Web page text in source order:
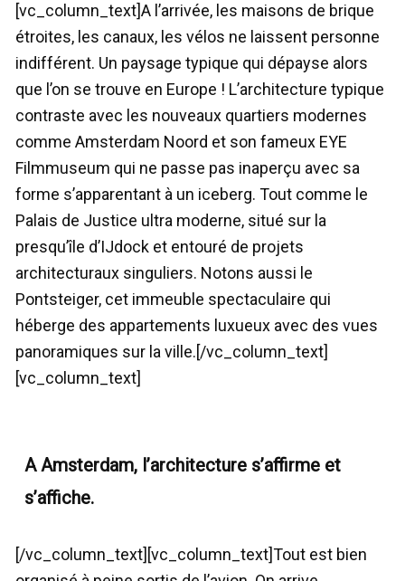
[vc_column_text]A l’arrivée, les maisons de brique
étroites, les canaux, les vélos ne laissent personne
indifférent. Un paysage typique qui dépayse alors
que l’on se trouve en Europe ! L’architecture typique
contraste avec les nouveaux quartiers modernes
comme Amsterdam Noord et son fameux EYE
Filmmuseum qui ne passe pas inaperçu avec sa
forme s’apparentant à un iceberg. Tout comme le
Palais de Justice ultra moderne, situé sur la
presqu’île d’IJdock et entouré de projets
architecturaux singuliers. Notons aussi le
Pontsteiger, cet immeuble spectaculaire qui
héberge des appartements luxueux avec des vues
panoramiques sur la ville.[/vc_column_text]
[vc_column_text]
A Amsterdam, l’architecture s’affirme et
s’affiche.
[/vc_column_text][vc_column_text]Tout est bien